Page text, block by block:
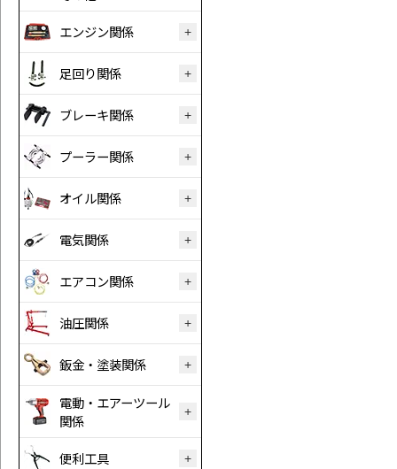
エンジン関係
足回り関係
ブレーキ関係
プーラー関係
オイル関係
電気関係
エアコン関係
油圧関係
鈑金・塗装関係
電動・エアーツール
関係
便利工具